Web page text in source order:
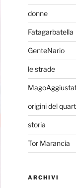
donne
Fatagarbatella
GenteNario
le strade
origini del
storia
Tor Marancia
ARCHIVI